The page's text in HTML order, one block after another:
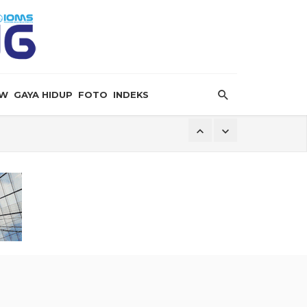
GAYA HIDUP FOTO INDEKS